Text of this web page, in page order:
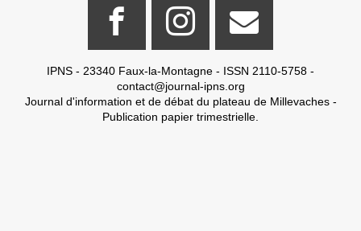
IPNS - 23340 Faux-la-Montagne - ISSN 2110-5758 -
contact@journal-ipns.org
Journal d'information et de débat du plateau de Millevaches -
Publication papier trimestrielle.